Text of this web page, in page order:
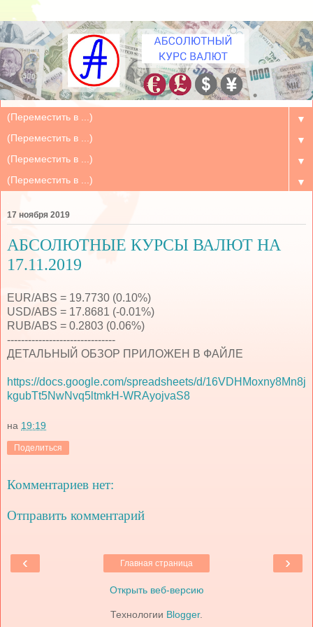
▼
▼
▼
▼
17 ноября 2019
АБСОЛЮТНЫЕ КУРСЫ ВАЛЮТ НА
17.11.2019
EUR/ABS = 19.7730 (0.10%)
USD/ABS = 17.8681 (-0.01%)
RUB/ABS = 0.2803 (0.06%)
-------------------------------
ДЕТАЛЬНЫЙ ОБЗОР ПРИЛОЖЕН В ФАЙЛЕ
https://docs.google.com/spreadsheets/d/16VDHMoxny8Mn8j
kgubTt5NwNvq5ltmkH-WRAyojvaS8
на 19:19
Поделиться
Комментариев нет:
Отправить комментарий
‹ ›
Главная страница
Открыть веб-версию
Технологии Blogger.